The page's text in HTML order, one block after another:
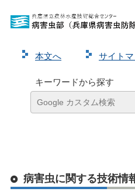
本⽂へ サイト
キーワードから探す
病害虫に関する技術情